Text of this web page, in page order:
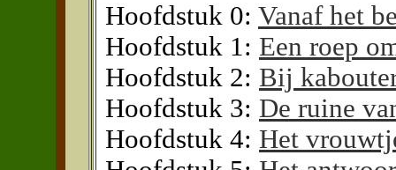
Hoofdstuk 0: Vanaf het
Hoofdstuk 1: Een roep
Hoofdstuk 2: Bij
Hoofdstuk 3: De ruine
Hoofdstuk 4: Het